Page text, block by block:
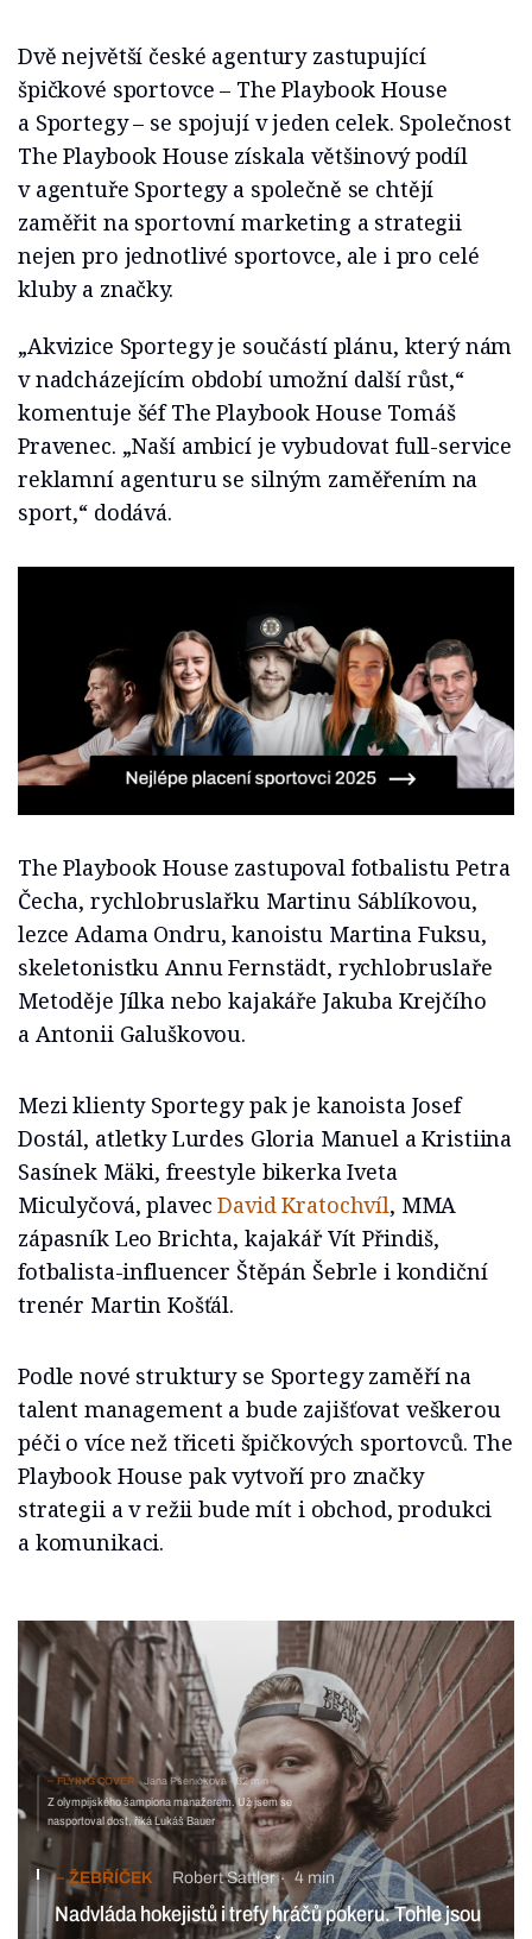
Dvě největší české agentury zastupující
špičkové sportovce – The Playbook House
a Sportegy – se spojují v jeden celek. Společnost
The Playbook House získala většinový podíl
v agentuře Sportegy a společně se chtějí
zaměřit na sportovní marketing a strategii
nejen pro jednotlivé sportovce, ale i pro celé
kluby a značky.
„Akvizice Sportegy je součástí plánu, který nám
v nadcházejícím období umožní další růst,“
komentuje šéf The Playbook House Tomáš
Pravenec. „Naší ambicí je vybudovat full-service
reklamní agenturu se silným zaměřením na
sport,“ dodává.
The Playbook House zastupoval fotbalistu Petra
Čecha, rychlobruslařku Martinu Sáblíkovou,
lezce Adama Ondru, kanoistu Martina Fuksu,
skeletonistku Annu Fernstädt, rychlobruslaře
Metoděje Jílka nebo kajakáře Jakuba Krejčího
a Antonii Galuškovou.
Mezi klienty Sportegy pak je kanoista Josef
Dostál, atletky Lurdes Gloria Manuel a Kristiina
Sasínek Mäki, freestyle bikerka Iveta
Miculyčová, plavecDavid Kratochvíl, MMA
zápasník Leo Brichta, kajakář Vít Přindiš,
fotbalista-influencer Štěpán Šebrle i kondiční
trenér Martin Košťál.
Podle nové struktury se Sportegy zaměří na
talent management a bude zajišťovat veškerou
péči o více než třiceti špičkových sportovců. The
Playbook House pak vytvoří pro značky
strategii a v režii bude mít i obchod, produkci
a komunikaci.
FLYING COVER Jana Pšeničková 32 min
Z olympijského šampiona manažerem. Už jsem se
nasportoval dost, říká Lukáš Bauer
ŽEBŘÍČEK Robert Sattler 4 min
Nadvláda hokejistů i trefy hráčů pokeru. Tohle jsou